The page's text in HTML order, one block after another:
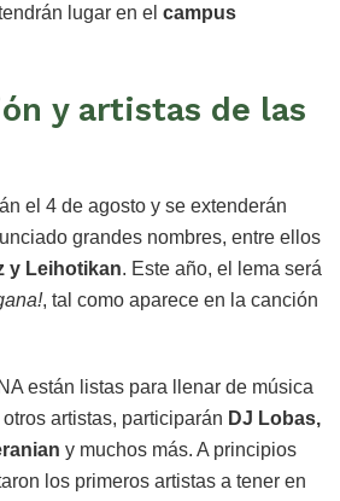
lugar en el campus
y artistas de las
el 4 de agosto y se extenderán
grandes nombres, entre ellos
y Leihotikan. Este año, el lema será
, tal como aparece en la canción
están listas para llenar de música
artistas, participarán DJ Lobas,
y muchos más. A principios
los primeros artistas a tener en